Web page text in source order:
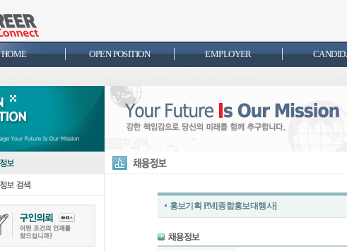
HOME OPEN POSITION EMPLOYER
홍보기획 PM[종합홍보대행사]